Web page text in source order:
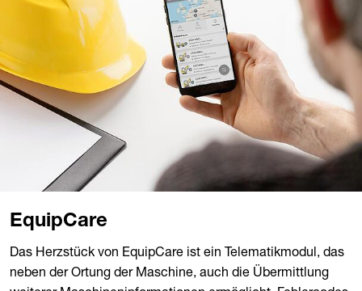
EquipCare
Das Herzstück von EquipCare ist ein Telematikmodul, das
neben der Ortung der Maschine, auch die Übermittlung